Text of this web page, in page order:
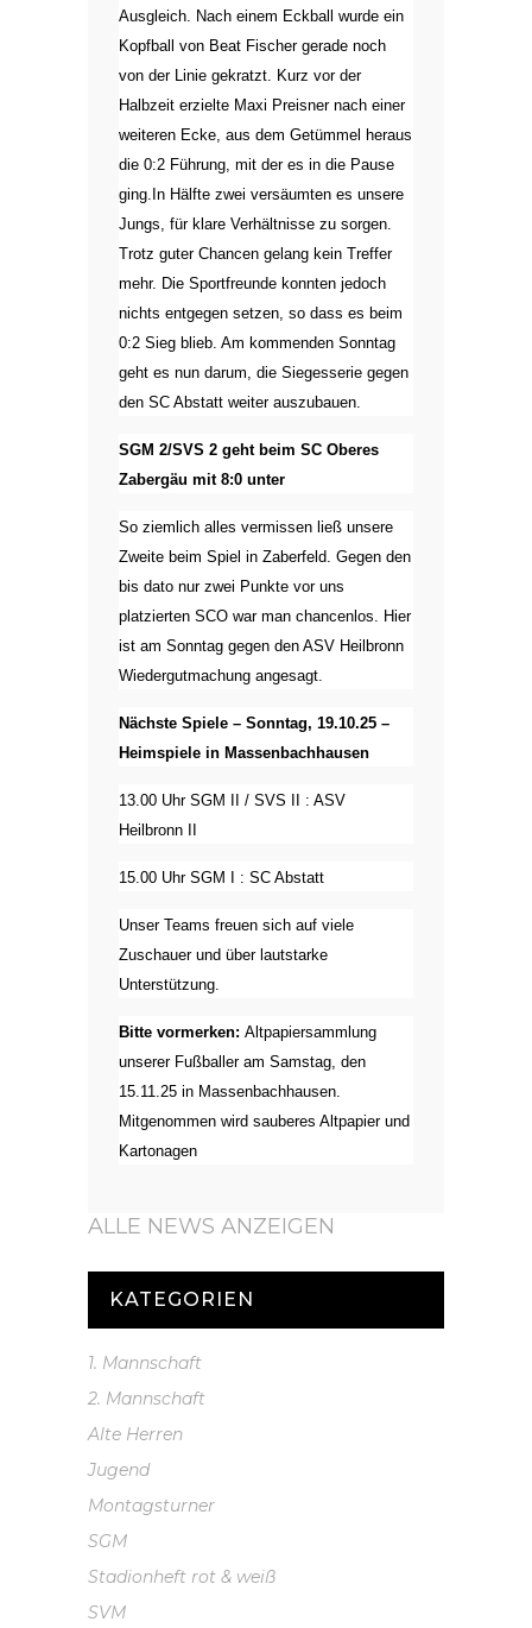
Ausgleich. Nach einem Eckball wurde ein
Kopfball von Beat Fischer gerade noch
von der Linie gekratzt. Kurz vor der
Halbzeit erzielte Maxi Preisner nach einer
weiteren Ecke, aus dem Getümmel heraus
die 0:2 Führung, mit der es in die Pause
ging.In Hälfte zwei versäumten es unsere
Jungs, für klare Verhältnisse zu sorgen.
Trotz guter Chancen gelang kein Treffer
mehr. Die Sportfreunde konnten jedoch
nichts entgegen setzen, so dass es beim
0:2 Sieg blieb. Am kommenden Sonntag
geht es nun darum, die Siegesserie gegen
den SC Abstatt weiter auszubauen.
SGM 2/SVS 2 geht beim SC Oberes
Zabergäu mit 8:0 unter
So ziemlich alles vermissen ließ unsere
Zweite beim Spiel in Zaberfeld. Gegen den
bis dato nur zwei Punkte vor uns
platzierten SCO war man chancenlos. Hier
ist am Sonntag gegen den ASV Heilbronn
Wiedergutmachung angesagt.
Nächste Spiele – Sonntag, 19.10.25 –
Heimspiele in Massenbachhausen
13.00 Uhr SGM II / SVS II : ASV
Heilbronn II
15.00 Uhr SGM I : SC Abstatt
Unser Teams freuen sich auf viele
Zuschauer und über lautstarke
Unterstützung.
Bitte vormerken: Altpapiersammlung
unserer Fußballer am Samstag, den
15.11.25 in Massenbachhausen.
Mitgenommen wird sauberes Altpapier und
Kartonagen
ALLE NEWS ANZEIGEN
KATEGORIEN
1. Mannschaft
2. Mannschaft
Alte Herren
Jugend
Montagsturner
SGM
Stadionheft rot & weiß
SVM